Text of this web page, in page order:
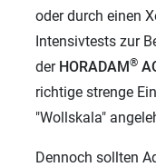
oder durch einen
Intensivtests zur
der HORADAM®
richtige strenge
"Wollskala"
Dennoch sollten